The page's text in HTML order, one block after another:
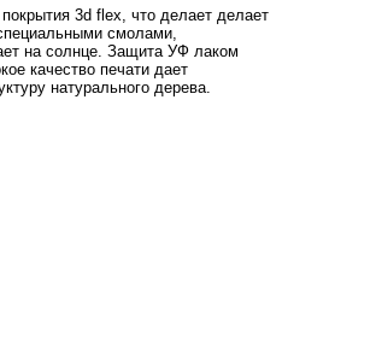
3d flex, что делает делает
смолами,
на солнце. Защита УФ лаком
качество печати дает
натурального дерева.